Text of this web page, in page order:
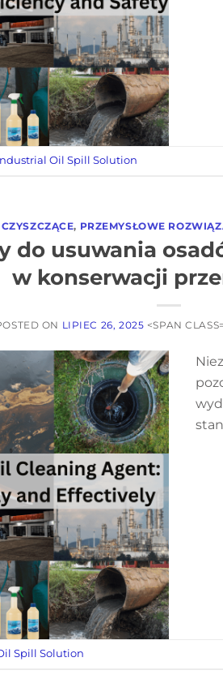
Oil Spill Solution
, PRZEMYSŁOWE
do usuwania
w konserwacji
ON LIPIEC 26, 2025 <SPAN
Spill Solution